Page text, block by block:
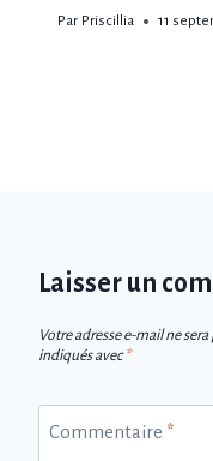
Par Priscillia 11
Laisser un
Votre adresse e-mail ne
indiqués avec*
Commentaire *